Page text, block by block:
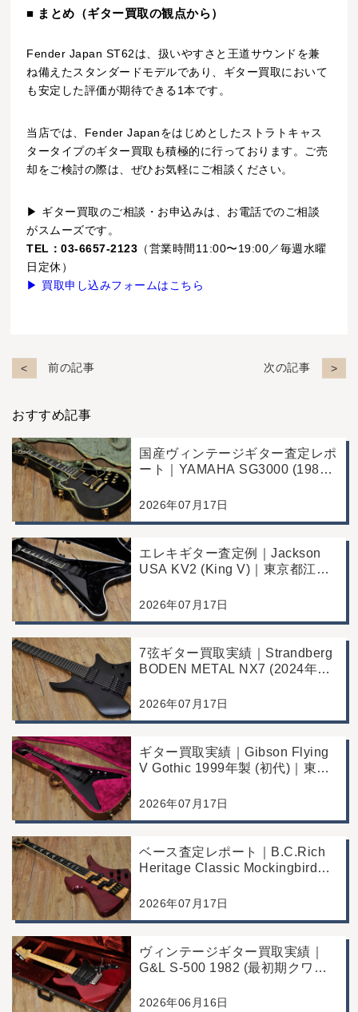
■ まとめ（ギター買取の観点から）
Fender Japan ST62は、扱いやすさと王道サウンドを兼
ね備えたスタンダードモデルであり、ギター買取において
も安定した評価が期待できる1本です。
当店では、Fender Japanをはじめとしたストラトキャス
タータイプのギター買取も積極的に行っております。ご売
却をご検討の際は、ぜひお気軽にご相談ください。
▶ ギター買取のご相談・お申込みは、お電話でのご相談
がスムーズです。
TEL：03-6657-2123 （営業時間11:00〜19:00／毎週水曜
日定休）
▶ 買取申し込みフォームはこちら
前の記事 次の記事
おすすめ記事
国産ヴィンテージギター査定レポ
ート｜YAMAHA SG3000 (1988
り店舗にて買取
2026年07月17日
エレキギター査定例｜Jackson
USA KV2 (King V)｜東京都江戸
2026年07月17日
7弦ギター買取実績｜Strandberg
BODEN METAL NX7 (2024年製)
店
2026年07月17日
ギター買取実績｜Gibson Flying
V Gothic 1999年製 (初代)｜東京
2026年07月17日
ベース査定レポート｜B.C.Rich
Heritage Classic Mockingbird
にて買取
2026年07月17日
ヴィンテージギター買取実績｜
G&L S-500 1982 (最初期クワガ
買取/コンディション良好の査定
2026年06月16日